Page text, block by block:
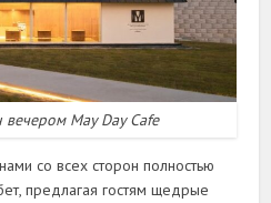
May Day Cafe
со всех сторон полностью
предлагая гостям щедрые